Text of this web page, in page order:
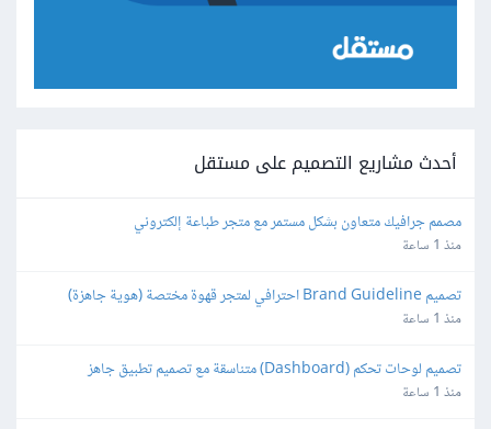
أحدث مشاريع التصميم على مستقل
مصمم جرافيك متعاون بشكل مستمر مع متجر طباعة إلكتروني
منذ 1 ساعة
تصميم Brand Guideline احترافي لمتجر قهوة مختصة (هوية جاهزة)
منذ 1 ساعة
تصميم لوحات تحكم (Dashboard) متناسقة مع تصميم تطبيق جاهز
منذ 1 ساعة